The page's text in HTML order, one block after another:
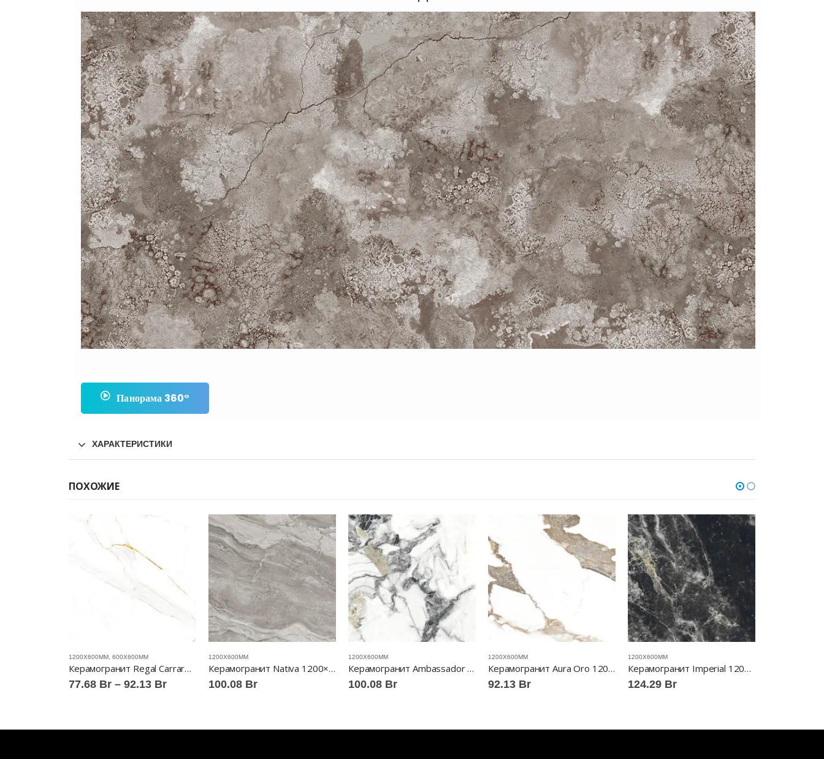
Панорама 360°
ХАРАКТЕРИСТИКИ
ПОХОЖИЕ
1200Х600ММ 600X600ММ
Керамогранит Regal Carrara gloss ABSOLUT GRES™
77.68 Br – 92.13 BrДиапазон
92.13 Br
1200Х600ММ
Керамогранит Nativa 1200×600 full lappato ABSOLUT GRES™
100.08 Br
1200Х600ММ
Керамогранит Ambassador 1200×600 full lappato ABSOLUT GRES™
100.08 Br
1200Х600ММ
Керамогранит Aura Oro 1200×600 gloss ABSOLUT GRES™
92.13 Br
1200Х600ММ
Керамогранит Imperial 1200×600 full lappato ABSOLUT GRES™
124.29 Br